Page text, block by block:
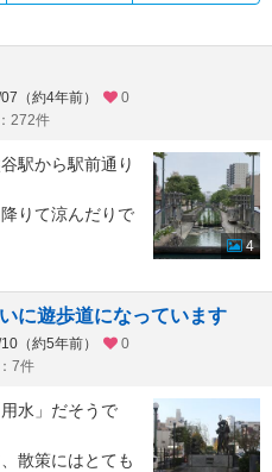
（約4年前）
0
272件
駅から駅前通り
りて涼んだりで
4
に遊歩道になっています
（約5年前）
0
7件
水」だそうで
散策にはとても